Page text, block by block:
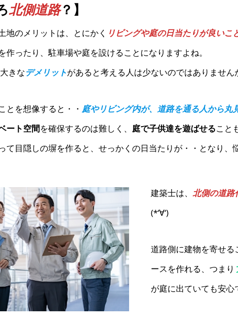
北側道路？】
地のメリットは、とにかく リビングや庭の日当たりが良いこ
作ったり、駐車場や庭を設けることになりますよね。
きなデメリットがあると考える人は少ないのではありません
とを想像すると・・ 庭やリビング内が、道路を通る人から丸
ート空間を確保するのは難しく、 庭で子供達を遊ばせること
て目隠しの塀を作ると、せっかくの日当たりが・・となり、
建築士は、 北側の道路
(*‘∀‘)
道路側に建物を寄せ
ースを作れる、つまり
が庭に出ていても安心